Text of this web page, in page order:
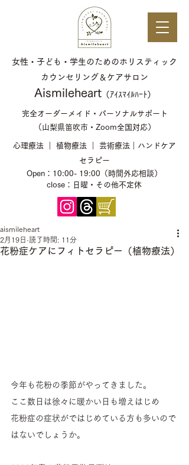
女性・子ども・学生のためのホリスティック
カウンセリング＆ケアサロン
​Aismileheart（ｱｲｽﾏｲﾙﾊｰﾄ）​​
Open：10:00- 19:00（時間外応相談）
close：日曜・その他不定休
心理療法 ｜ 植物療法 ｜ 芸術療法｜ハンドケア
セラピー
完全オーダーメイド・パーソナルサポート
（山梨県笛吹市・Zoom全国対応）
花粉症ケアにフィトセラピー（植物療法）
aismileheart
2月19日 読了時間: 11分
今年も花粉の季節がやってきました。
ここ数日は徐々に暖かい日も増えはじめ
花粉症の症状がではじめている方も多いので
はないでしょうか。